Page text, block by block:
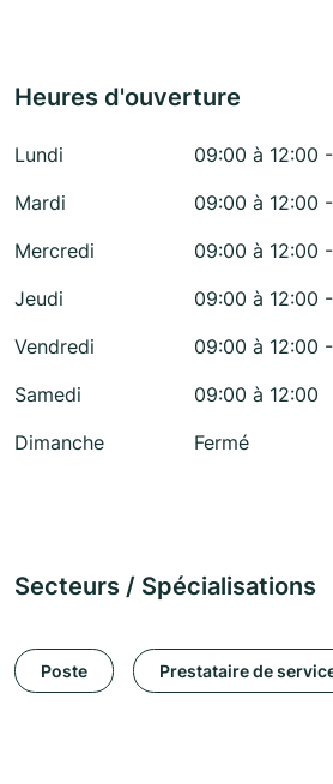
Heures d'ouverture
Lundi
09:00 à 12:00
Mardi
09:00 à 12:00
Mercredi
09:00 à 12:00
Jeudi
09:00 à 12:00
Vendredi
09:00 à 12:00
Samedi
09:00 à 12:00
Dimanche
Fermé
Secteurs / Spécialisations
Poste Prestataire de